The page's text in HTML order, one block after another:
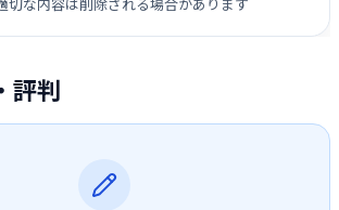
評判
切な内容は削除される場合があります